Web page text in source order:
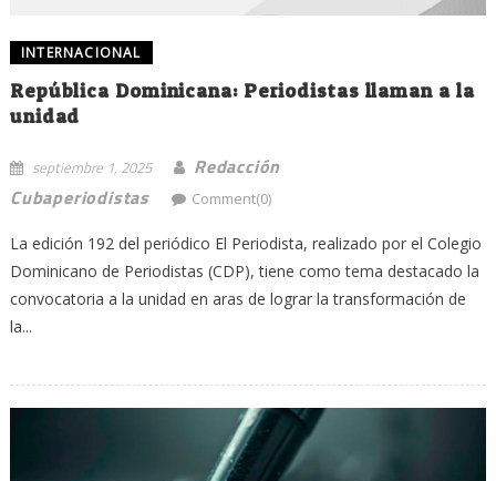
INTERNACIONAL
República Dominicana: Periodistas llaman a la
unidad
septiembre 1, 2025
Redacción
Cubaperiodistas
Comment(0)
La edición 192 del periódico El Periodista, realizado por el Colegio
Dominicano de Periodistas (CDP), tiene como tema destacado la
convocatoria a la unidad en aras de lograr la transformación de
la...